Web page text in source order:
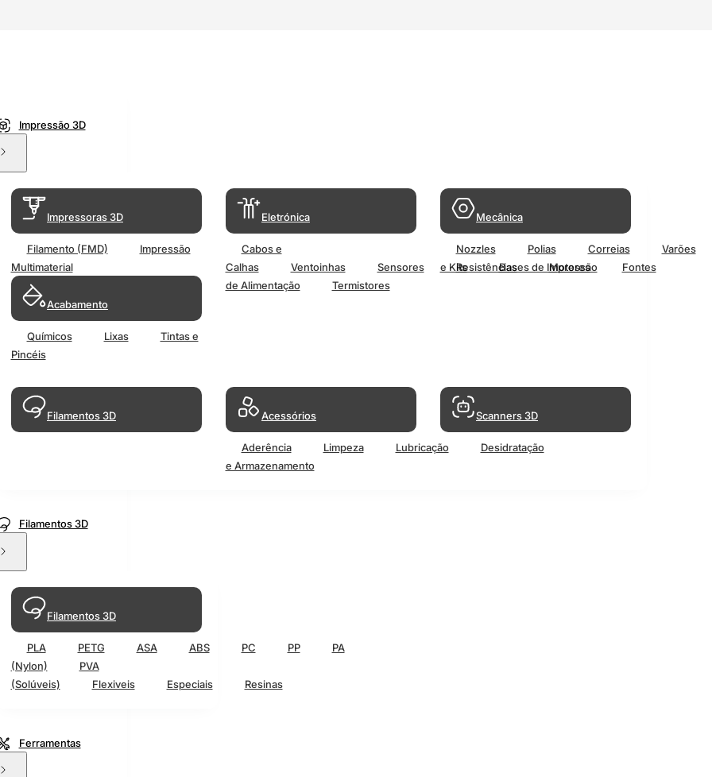
Impressão 3D
Impressoras 3D
Filamento (FMD)
Impressão
Multimaterial
Acabamento
Químicos Lixas
Tintas e
Pincéis
Eletrónica
Cabos e
Calhas
Ventoinhas Sensores Resistências Motores
Fontes
de Alimentação
Termistores
Mecânica
Nozzles Polias Correias
Varões
e Kits
Bases de Impressão
Filamentos 3D Acessórios
Aderência Limpeza Lubricação
Desidratação
e Armazenamento
Scanners 3D
Filamentos 3D
Filamentos 3D
PLA PETG ASA ABS PC PP
PA
(Nylon)
PVA
(Solúveis)
Flexiveis Especiais Resinas
Ferramentas